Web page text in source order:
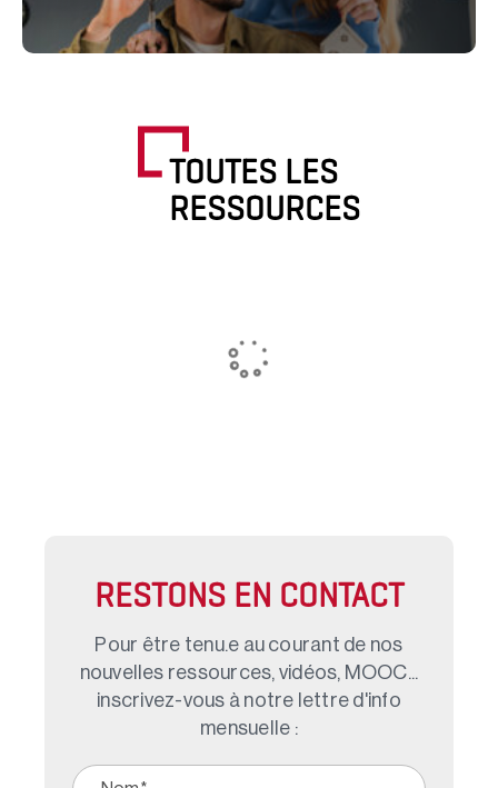
TOUTES LES
RESSOURCES
RESTONS EN CONTACT
Pour être tenu.e au courant de nos
nouvelles ressources, vidéos, MOOC...
inscrivez-vous à notre lettre d'info
mensuelle :